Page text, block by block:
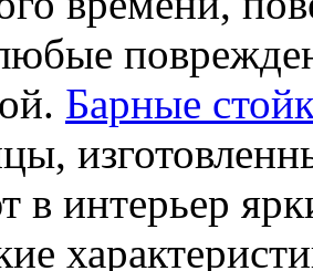
Барные
в интерьер